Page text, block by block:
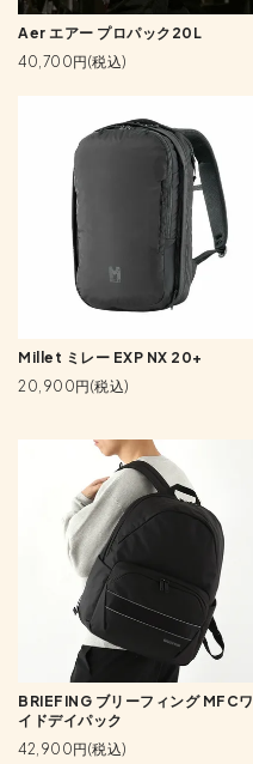
Aer エアー プロパック20L
40,700円(税込)
Millet ミレー EXP NX 20+
20,900円(税込)
BRIEFING ブリーフィング MFCワ
イドデイパック
42,900円(税込)